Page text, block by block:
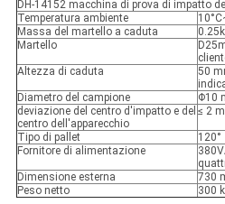
DH-14152 macchina di prova di impatto
Temperatura ambiente
Massa del martello a caduta
Martello
Altezza di caduta
50
Diametro del campione
Φ10
deviazione del centro d'impatto e del
centro dell'apparecchio
≤ 2
Tipo di pallet
120°
Fornitore di alimentazione
Dimensione esterna
730
Peso netto
300